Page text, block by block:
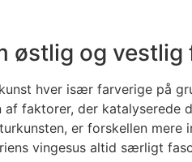
østlig og
hver især farverige på
faktorer, der katalyserede
er forskellen mere
vingesus altid særligt